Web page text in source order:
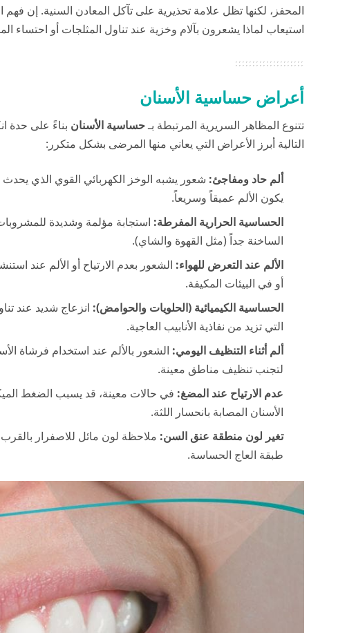
المحفز، لكنها تظل علامة تحذيرية على تآكل المعادن السنية. إن
استيعاب لماذا يشعرون بآلام وخزية عند تناول المثلجات أو
أعراض حساسية الأسنان
تتنوع المظاهر السريرية المرتبطة بـحساسية الأسنان بناءً على حدة
التالية أبرز الأعراض التي يعاني منها المرضى بشكل متكرر:
ألم حاد ومفاجئ: شعور يشبه الوخز الكهربائي القوي الذي
يكون الألم عميقاً وسريعاً.
الحساسية الحرارية المفرطة: استجابة مؤلمة وشديدة
الساخنة جداً (مثل القهوة والشاي).
الألم عند التعرض للهواء: الشعور بعدم الارتياح أو الألم عند
أو في البيئات المكيفة.
الحساسية الكيميائية (الحلويات والحوامض): انزعاج شديد عند
التي تزيد من نفاذية الأنابيب العاجية.
ألم أثناء التنظيف اليومي: الشعور بالألم عند استخدام فرشاة
لتجنب تنظيف مناطق معينة.
عدم الارتياح عند المضغ: في حالات معينة، قد يسبب الضغط
الأسنان المصابة بانحسار اللثة.
تغير لون منطقة عنق السن: ملاحظة لون مائل للاصفرار
طبقة العاج الحساسة.